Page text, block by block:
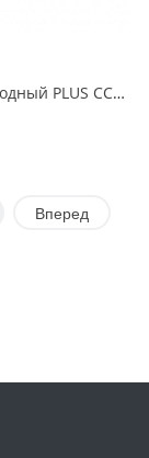
Светильник настольный IN HOME светодиодный PLUS ССО-20Б 12Вт 6500К 640Лм RGB-подсветка, сенсор, с адаптером БЕЛЫЙ
Вперед